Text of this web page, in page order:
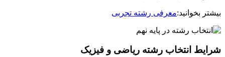
بیشتر بخوانید:معرفی رشته تجربی
شرایط انتخاب رشته ریاضی و فیزیک